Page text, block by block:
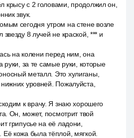
крысу с 2 головами, продолжил он,
звук.
сегодня утром на стене возле
звезду 8 лучей не краской, *** и
на колени перед ним, она
руки, за те самые руки, которые
металл. Это хулиганы,
уровней. Пожалуйста,
к врачу. Я знаю хорошего
Он, может, посмотрит твой
грипусье на её ладони,
кожа была тёплой, мягкой.